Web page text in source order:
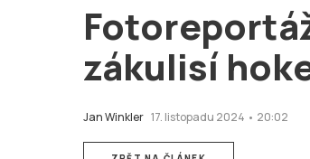
zákulisí
Jan Winkler 17. listopadu 2024 • 20:02